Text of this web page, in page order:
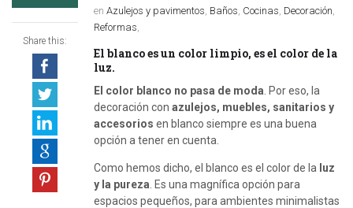
Share this:
en Azulejos y pavimentos Baños Cocinas Decoración
Reformas
El blanco es un color limpio, es el color de la
luz.
El color blanco no pasa de moda . Por eso, la
decoración con azulejos, muebles, sanitarios y
accesorios en blanco siempre es una buena
opción a tener en cuenta.
Como hemos dicho, el blanco es el color de la luz
y la pureza . Es una magnífica opción para
espacios pequeños, para ambientes minimalistas